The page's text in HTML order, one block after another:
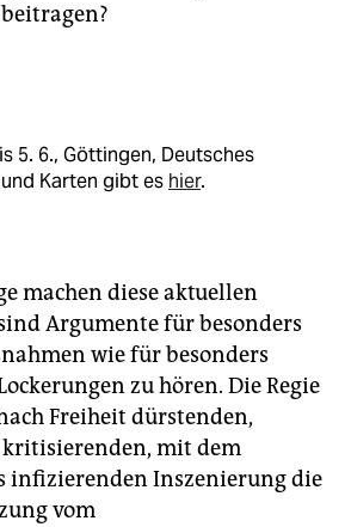
5. 6., Göttingen, Deutsches
Karten gibt es hier.
machen diese aktuellen
Argumente für besonders
wie für besonders
zu hören. Die Regie
Freiheit dürstenden,
kritisierenden, mit dem
infizierenden Inszenierung die
vom